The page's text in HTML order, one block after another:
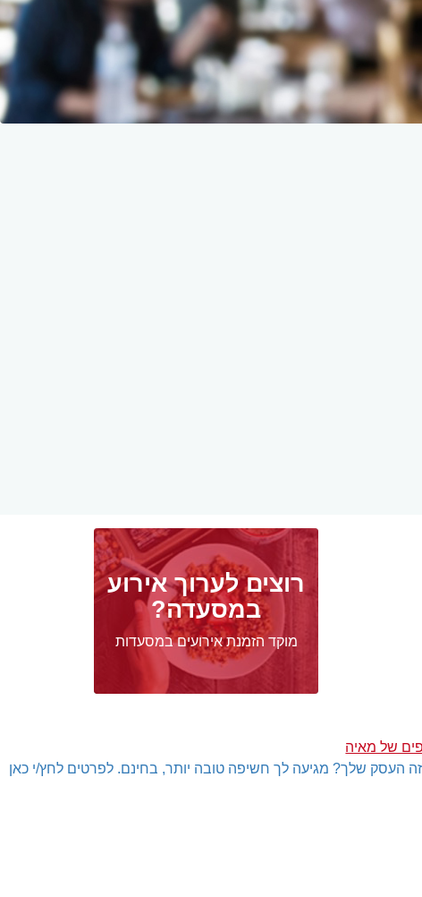
של מאיה
רוצים לערוך אירוע
במסעדה?
מוקד הזמנת אירועים במסעדות
זה העסק שלך? מגיעה לך חשיפה טובה יותר, בחינם. לפרטים לחץ/י כאן